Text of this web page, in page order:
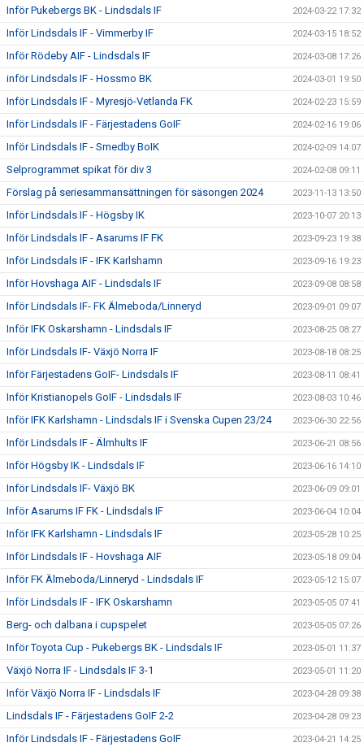
Inför Pukebergs BK - Lindsdals IF 2024-03-22 17:32
Inför Lindsdals IF - Vimmerby IF 2024-03-15 18:52
Inför Rödeby AIF - Lindsdals IF 2024-03-08 17:26
inför Lindsdals IF - Hossmo BK 2024-03-01 19:50
Inför Lindsdals IF - Myresjö-Vetlanda FK 2024-02-23 15:59
Inför Lindsdals IF - Färjestadens GoIF 2024-02-16 19:06
Inför Lindsdals IF - Smedby BoIK 2024-02-09 14:07
Selprogrammet spikat för div 3 2024-02-08 09:11
Förslag på seriesammansättningen för säsongen 2024 2023-11-13 13:50
Inför Lindsdals IF - Högsby IK 2023-10-07 20:13
Inför Lindsdals IF - Asarums IF FK 2023-09-23 19:38
Inför Lindsdals IF - IFK Karlshamn 2023-09-16 19:23
Inför Hovshaga AIF - Lindsdals IF 2023-09-08 08:58
Inför Lindsdals IF- FK Älmeboda/Linneryd 2023-09-01 09:07
Inför IFK Oskarshamn - Lindsdals IF 2023-08-25 08:27
Inför Lindsdals IF- Växjö Norra IF 2023-08-18 08:25
Inför Färjestadens GoIF- Lindsdals IF 2023-08-11 08:41
Inför Kristianopels GoIF - Lindsdals IF 2023-08-03 10:46
Inför IFK Karlshamn - Lindsdals IF i Svenska Cupen 23/24 2023-06-30 22:56
Inför Lindsdals IF - Älmhults IF 2023-06-21 08:56
Inför Högsby IK - Lindsdals IF 2023-06-16 14:10
Inför Lindsdals IF- Växjö BK 2023-06-09 09:01
Inför Asarums IF FK - Lindsdals IF 2023-06-04 10:04
Inför IFK Karlshamn - Lindsdals IF 2023-05-28 10:25
Inför Lindsdals IF - Hovshaga AIF 2023-05-18 09:04
Inför FK Älmeboda/Linneryd - Lindsdals IF 2023-05-12 15:07
Inför Lindsdals IF - IFK Oskarshamn 2023-05-05 07:41
Berg- och dalbana i cupspelet 2023-05-05 07:26
Inför Toyota Cup - Pukebergs BK - Lindsdals IF 2023-05-01 11:37
Växjö Norra IF - Lindsdals IF 3-1 2023-05-01 11:20
Inför Växjö Norra IF - Lindsdals IF 2023-04-28 09:38
Lindsdals IF - Färjestadens GoIF 2-2 2023-04-28 09:23
Inför Lindsdals IF - Färjestadens GoIF 2023-04-21 14:25